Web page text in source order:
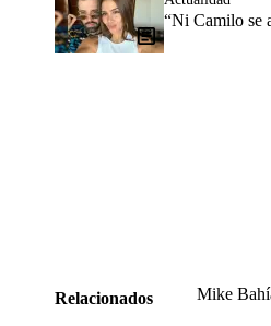
“Ni Camilo se
Relacionados Mike